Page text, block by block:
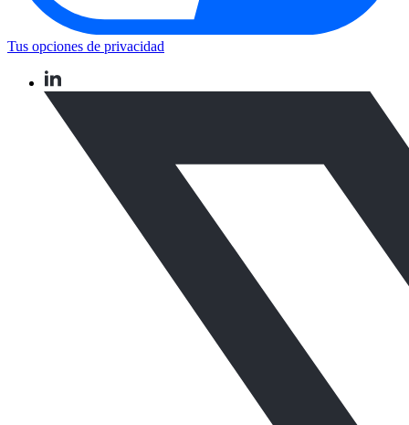
Tus opciones de privacidad